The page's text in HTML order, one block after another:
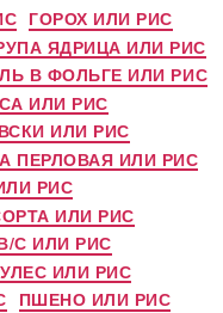
ГОРОХ ИЛИ РИС
ЯДРИЦА ИЛИ РИС
В ФОЛЬГЕ ИЛИ РИС
ИЛИ РИС
ИЛИ РИС
ПЕРЛОВАЯ ИЛИ РИС
РИС
ИЛИ РИС
С ИЛИ РИС
ИЛИ РИС
ПШЕНО ИЛИ РИС